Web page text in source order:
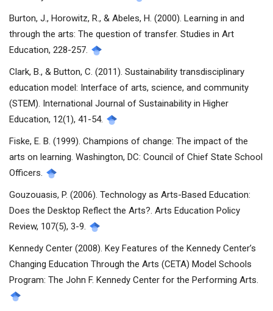
Burton, J., Horowitz, R., & Abeles, H. (2000). Learning in and
through the arts: The question of transfer. Studies in Art
Education, 228-257.
Clark, B., & Button, C. (2011). Sustainability transdisciplinary
education model: Interface of arts, science, and community
(STEM). International Journal of Sustainability in Higher
Education, 12(1), 41-54.
Fiske, E. B. (1999). Champions of change: The impact of the
arts on learning. Washington, DC: Council of Chief State School
Officers.
Gouzouasis, P. (2006). Technology as Arts-Based Education:
Does the Desktop Reflect the Arts?. Arts Education Policy
Review, 107(5), 3-9.
Kennedy Center (2008). Key Features of the Kennedy Center’s
Changing Education Through the Arts (CETA) Model Schools
Program: The John F. Kennedy Center for the Performing Arts.